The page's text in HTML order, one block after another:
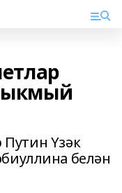
Үзәк
белән